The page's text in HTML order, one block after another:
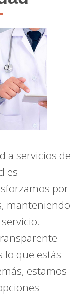
a servicios de
es
por
manteniendo
lo que estás
estamos